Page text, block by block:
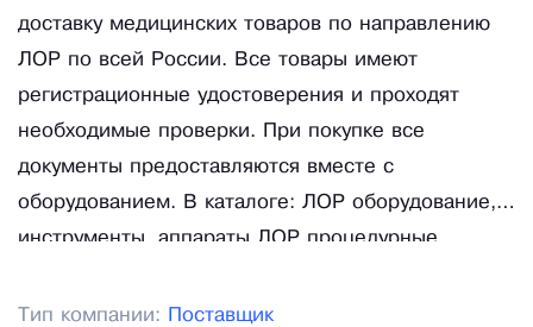
доставку медицинских товаров по направлению
ЛОР по всей России. Все товары имеют
регистрационные удостоверения и проходят
необходимые проверки. При покупке все
документы предоставляются вместе с
оборудованием. В каталоге: ЛОР оборудование,
инструменты, аппараты ЛОР процедурные,
(импедансные аудиометры), воронка Зигле,
Тип компании: Поставщик